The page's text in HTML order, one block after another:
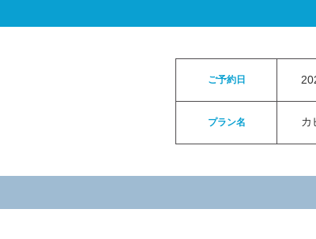
ご予約日
プラン名 カ